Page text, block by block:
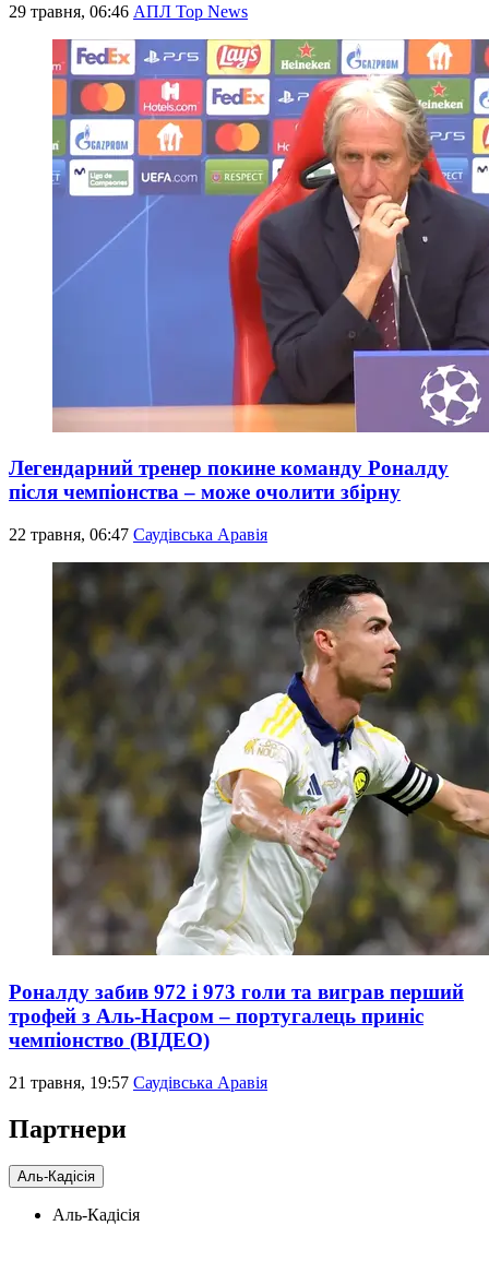
29 травня, 06:46 АПЛ Top News
Легендарний тренер покине команду Роналду
після чемпіонства – може очолити збірну
22 травня, 06:47 Саудівська Аравія
Роналду забив 972 і 973 голи та виграв перший
трофей з Аль-Насром – португалець приніс
чемпіонство (ВІДЕО)
21 травня, 19:57 Саудівська Аравія
Партнери
Аль-Кадісія
Аль-Кадісія